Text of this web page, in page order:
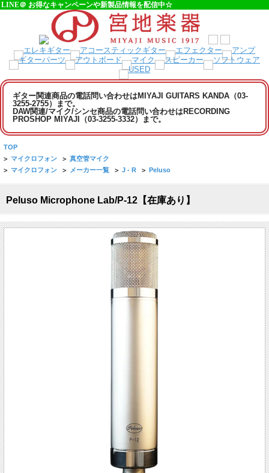
LINE＠ お得なキャンペーンや新製品情報を配信中☆
ギター関連商品の電話問い合わせはMIYAJI GUITARS KANDA（03-
3255-2755）まで。
DAW関連/マイク/シンセ商品の電話問い合わせはRECORDING
PROSHOP MIYAJI（03-3255-3332）まで。
TOP
> マイクロフォン > 真空管マイク
> マイクロフォン > メーカー一覧 > J - R > Peluso
Peluso Microphone Lab/P-12【在庫あり】